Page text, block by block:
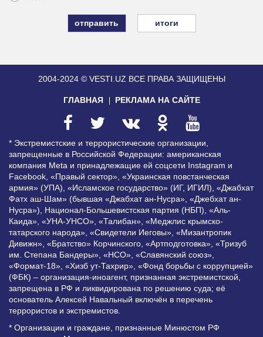
итоги
2004-2024 © VESTI.UZ ВСЕ ПРАВА ЗАЩИЩЕНЫ
ГЛАВНАЯ РЕКЛАМА НА САЙТЕ
* Экстремистские и террористические организации,
запрещенные в Российской Федерации: американская
компания Meta и принадлежащие ей соцсети Instagram и
Facebook, «Правый сектор», «Украинская повстанческая
армия» (УПА), «Исламское государство» (ИГ, ИГИЛ), «Джабхат
Фатх аш-Шам» (бывшая «Джабхат ан-Нусра», «Джебхат ан-
Нусра»), Национал-Большевистская партия (НБП), «Аль-
Каида», «УНА-УНСО», «Талибан», «Меджлис крымско-
татарского народа», «Свидетели Иеговы», «Мизантропик
Дивижн», «Братство» Корчинского, «Артподготовка», «Тризуб
им. Степана Бандеры», «НСО», «Славянский союз»,
«Формат-18», «Хизб ут-Тахрир», «Фонд борьбы с коррупцией»
(ФБК) – организация-иноагент, признанная экстремистской,
запрещена в РФ и ликвидирована по решению суда; её
основатель Алексей Навальный включён в перечень
террористов и экстремистов.
* Организации и граждане, признанные Минюстом РФ